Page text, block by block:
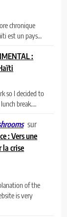
chronique
est un pays…
:
so I decided to
break.…
sur
: Vers une
crise
of the
is very